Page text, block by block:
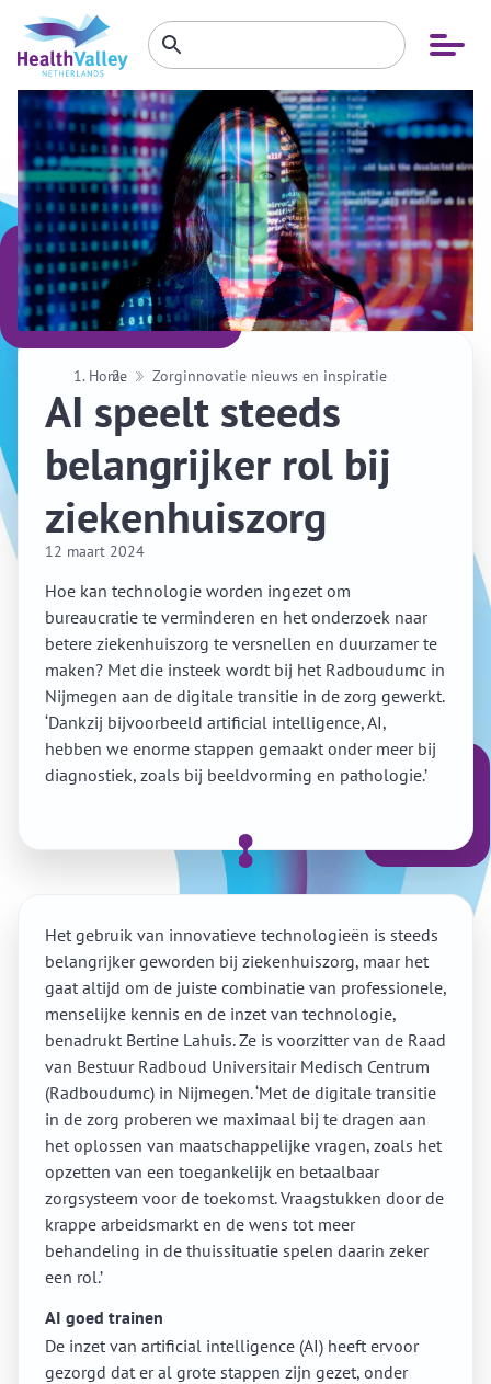
Open
menu
Zoeken
binnen
website
Zoeken
Home Zorginnovatie nieuws en inspiratie
AI speelt steeds
belangrijker rol bij
ziekenhuiszorg
12 maart 2024
Hoe kan technologie worden ingezet om
bureaucratie te verminderen en het onderzoek naar
betere ziekenhuiszorg te versnellen en duurzamer te
maken? Met die insteek wordt bij het Radboudumc in
Nijmegen aan de digitale transitie in de zorg gewerkt.
‘Dankzij bijvoorbeeld artificial intelligence, AI,
hebben we enorme stappen gemaakt onder meer bij
diagnostiek, zoals bij beeldvorming en pathologie.’
Het gebruik van innovatieve technologieën is steeds
belangrijker geworden bij ziekenhuiszorg, maar het
gaat altijd om de juiste combinatie van professionele,
menselijke kennis en de inzet van technologie,
benadrukt Bertine Lahuis. Ze is voorzitter van de Raad
van Bestuur Radboud Universitair Medisch Centrum
(Radboudumc) in Nijmegen. ‘Met de digitale transitie
in de zorg proberen we maximaal bij te dragen aan
het oplossen van maatschappelijke vragen, zoals het
opzetten van een toegankelijk en betaalbaar
zorgsysteem voor de toekomst. Vraagstukken door de
krappe arbeidsmarkt en de wens tot meer
behandeling in de thuissituatie spelen daarin zeker
een rol.’
AI goed trainen
De inzet van artificial intelligence (AI) heeft ervoor
gezorgd dat er al grote stappen zijn gezet, onder